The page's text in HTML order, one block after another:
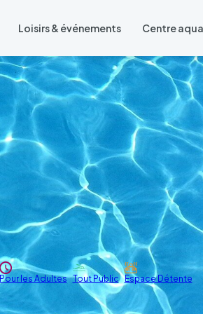
Loisirs & événements Centre
Pour les Adultes Tout Public Espace Détente